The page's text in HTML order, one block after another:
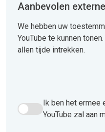
Aanbevolen
We hebben uw
YouTube te kunnen
allen tijde intrekken.
Ik ben het ermee eens
Ik ben het ermee
YouTube zal aan